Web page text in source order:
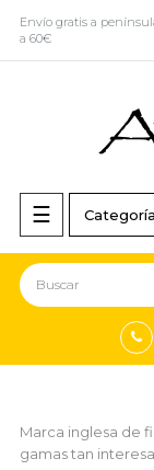
Envío gratis a
a 60€
de
palanca
☰
Marca inglesa de
gamas tan